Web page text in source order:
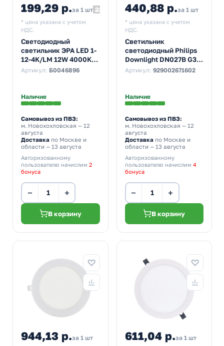
199,29 р.за 1 шт 221,43
* цена указана с учетом
НДС.
Светодиодный
светильник ЭРА LED 1-
12-4K/LM 12W 4000K
220V круглый
Артикул: Б0046896
Наличие
Самовывоз из ПВЗ:
м. Новохохловская — 12
августа
Доставка по Москве и
области — 13 августа
Авторизованному
пользователю начислим 2
бонуса
− +
В корзину
440,88 р.за 1 шт
* цена указана с учетом
НДС.
Светильник
светодиодный Philips
Downlight DN027B G3
D90RD LED 6/NW 6W
Артикул: 929002671602
Наличие
Самовывоз из ПВЗ:
м. Новохохловская — 12
августа
Доставкапо Москве и
области — 13 августа
Авторизованному
пользователю начислим 4
бонуса
− +
В корзину
944,13 р.за 1 шт 611,04 р.за 1 шт